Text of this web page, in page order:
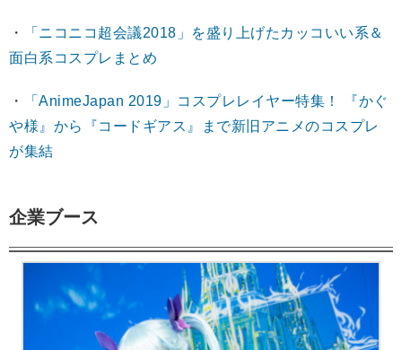
・
「ニコニコ超会議2018」を盛り上げたカッコいい系＆
面白系コスプレまとめ
・
「AnimeJapan 2019」コスプレレイヤー特集！ 『かぐ
や様』から『コードギアス』まで新旧アニメのコスプレ
が集結
企業ブース